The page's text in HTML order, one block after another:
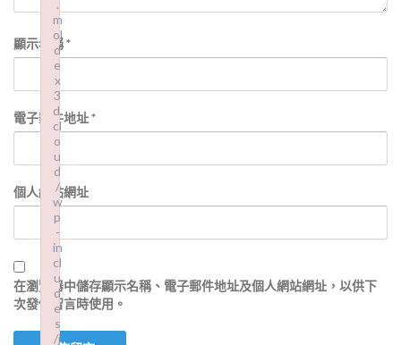
顯示名稱*
電子郵件地址*
個人網站網址
在瀏覽器中儲存顯示名稱、電子郵件地址及個人網站網址，以供下
次發佈留言時使用。
.
m
ol
d
e
x
3
d.
cl
o
u
d
/
w
p
-
in
cl
u
d
e
s
/j